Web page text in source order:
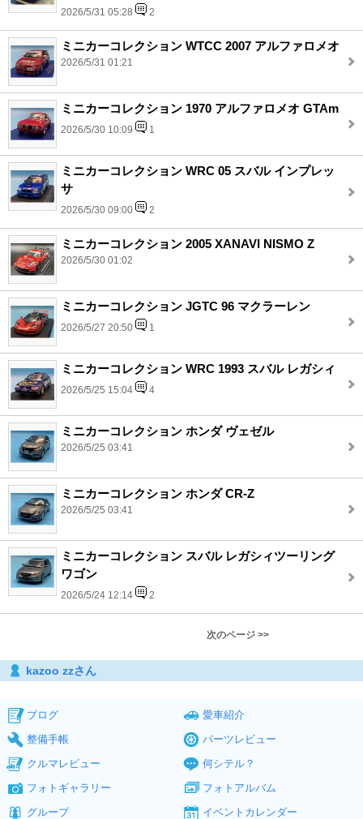
2026/5/31 05:28 2
ミニカーコレクション WTCC 2007 アルファロメオ
2026/5/31 01:21
ミニカーコレクション 1970 アルファロメオ GTAm
2026/5/30 10:09 1
ミニカーコレクション WRC 05 スバル インプレッ
サ
2026/5/30 09:00 2
ミニカーコレクション 2005 XANAVI NISMO Z
2026/5/30 01:02
ミニカーコレクション JGTC 96 マクラーレン
2026/5/27 20:50 1
ミニカーコレクション WRC 1993 スバル レガシィ
2026/5/25 15:04 4
ミニカーコレクション ホンダ ヴェゼル
2026/5/25 03:41
ミニカーコレクション ホンダ CR-Z
2026/5/25 03:41
ミニカーコレクション スバル レガシィツーリング
ワゴン
2026/5/24 12:14 2
次のページ >>
kazoo zzさん
ブログ
愛車紹介
整備手帳
パーツレビュー
クルマレビュー
何シテル？
フォトギャラリー
フォトアルバム
グループ
イベントカレンダー